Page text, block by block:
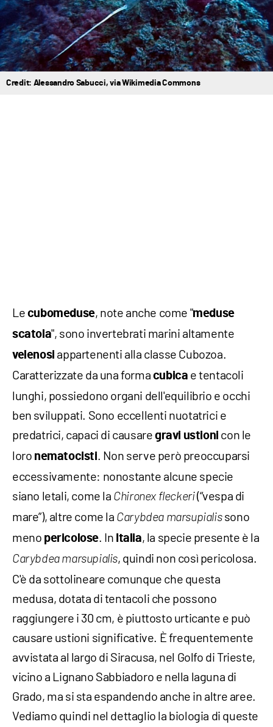
Credit: Alessandro Sabucci, via Wikimedia Commons
Le cubomeduse, note anche come "meduse
scatola", sono invertebrati marini altamente
velenosi appartenenti alla classe Cubozoa.
Caratterizzate da una forma cubica e tentacoli
lunghi, possiedono organi dell'equilibrio e occhi
ben sviluppati. Sono eccellenti nuotatrici e
predatrici, capaci di causaregravi ustioni con le
loro nematocisti. Non serve però preoccuparsi
eccessivamente: nonostante alcune specie
siano letali, come la Chironex fleckeri(“vespa di
mare”), altre come la Carybdea marsupialissono
meno pericolose. In Italia, la specie presente è la
Carybdea marsupialis, quindi non così pericolosa.
C'è da sottolineare comunque che questa
medusa, dotata di tentacoli che possono
raggiungere i 30 cm, è piuttosto urticante e può
causare ustioni significative. È frequentemente
avvistata al largo di Siracusa, nel Golfo di Trieste,
vicino a Lignano Sabbiadoro e nella laguna di
Grado, ma si sta espandendo anche in altre aree.
Vediamo quindi nel dettaglio la biologia di queste